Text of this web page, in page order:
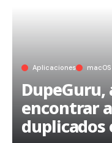
Aplicaciones macOS
encontrar
duplicados